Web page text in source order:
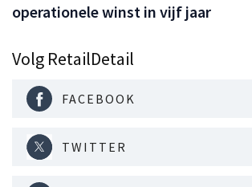
operationele winst in vijf jaar
Volg RetailDetail
FACEBOOK
TWITTER